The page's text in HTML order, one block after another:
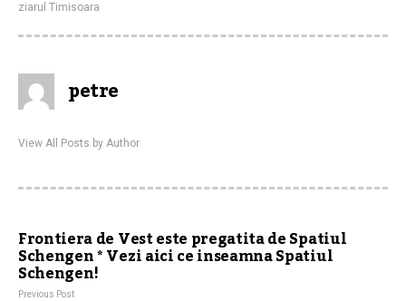
ziarul Timisoara
petre
View All Posts by Author
Frontiera de Vest este pregatita de Spatiul
Schengen * Vezi aici ce inseamna Spatiul
Schengen!
Previous Post